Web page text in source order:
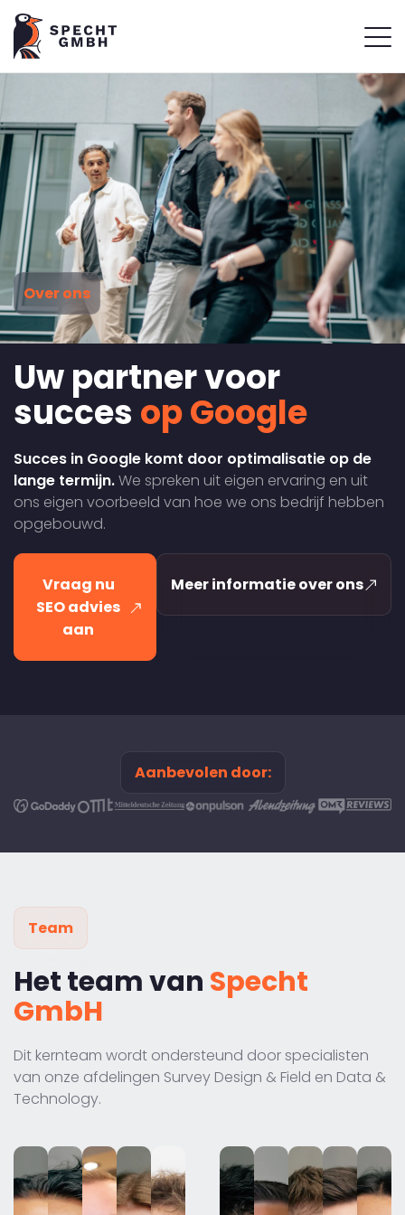
Over ons
Uw partner voor
succes op Google
Succes in Google komt door optimalisatie op de
lange termijn.We spreken uit eigen ervaring en uit
ons eigen voorbeeld van hoe we ons bedrijf hebben
opgebouwd.
Vraag nu
SEO advies
aan
Meer informatie over ons
Aanbevolen door:
Team
Het team van Specht
GmbH
Dit kernteam wordt ondersteund door specialisten
van onze afdelingen Survey Design & Field en Data &
Technology.